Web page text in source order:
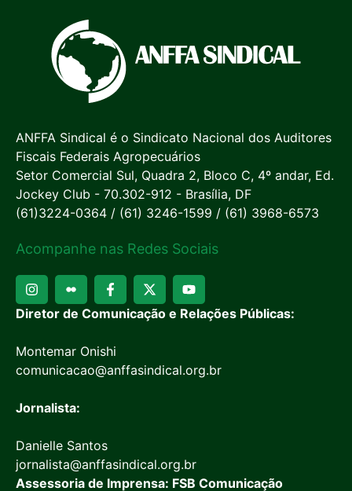
ANFFA Sindical é o Sindicato Nacional dos Auditores
Fiscais Federais Agropecuários
Setor Comercial Sul, Quadra 2, Bloco C, 4º andar, Ed.
Jockey Club - 70.302-912 - Brasília, DF
(61)3224-0364 / (61) 3246-1599 / (61) 3968-6573
Acompanhe nas Redes Sociais
Diretor de Comunicação e Relações Públicas:
Montemar Onishi
comunicacao@anffasindical.org.br
Jornalista:
Danielle Santos
jornalista@anffasindical.org.br
Assessoria de Imprensa: FSB Comunicação